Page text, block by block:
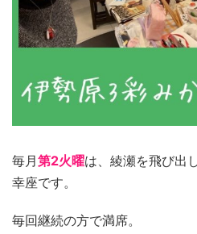
毎月第2火曜は、綾瀬を飛び出
幸座です。
毎回継続の方で満席。